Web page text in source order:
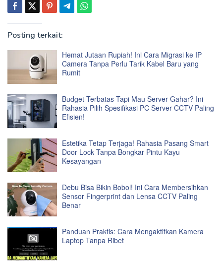
Posting terkait:
Hemat Jutaan Rupiah! Ini Cara Migrasi ke IP
Camera Tanpa Perlu Tarik Kabel Baru yang
Rumit
Budget Terbatas Tapi Mau Server Gahar? Ini
Rahasia Pilih Spesifikasi PC Server CCTV Paling
Efisien!
Estetika Tetap Terjaga! Rahasia Pasang Smart
Door Lock Tanpa Bongkar Pintu Kayu
Kesayangan
Debu Bisa Bikin Bobol! Ini Cara Membersihkan
Sensor Fingerprint dan Lensa CCTV Paling
Benar
Panduan Praktis: Cara Mengaktifkan Kamera
Laptop Tanpa Ribet